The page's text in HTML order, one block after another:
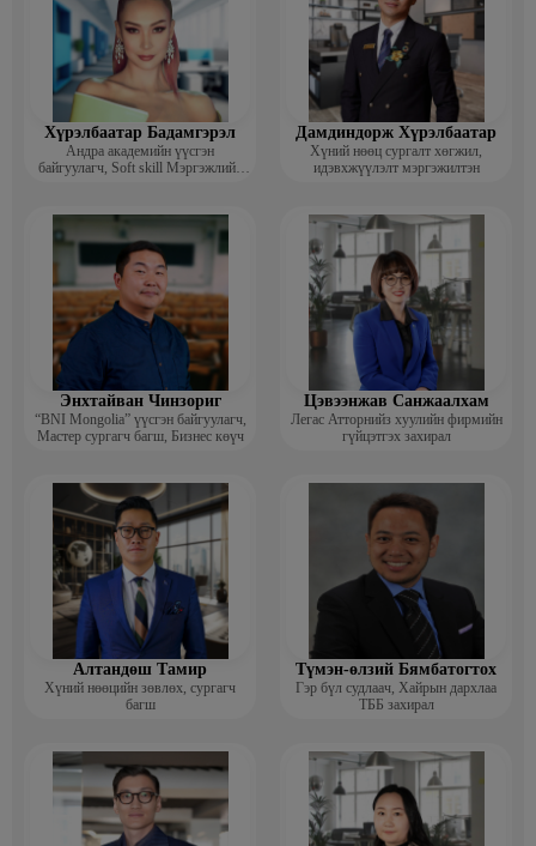
Хүрэлбаатар Бадамгэрэл
Андра академийн үүсгэн
байгуулагч, Soft skill Мэргэжлийн
Дамдиндорж Хүрэлбаатар
Хүний нөөц сургалт хөгжил,
идэвхжүүлэлт мэргэжилтэн
Энхтайван Чинзориг
“BNI Mongolia” үүсгэн байгуулагч,
Мастер сургагч багш, Бизнес көүч
Цэвээнжав Санжаалхам
Легас Атторнийз хуулийн фирмийн
гүйцэтгэх захирал
Алтандөш Тамир
Хүний нөөцийн зөвлөх, сургагч
багш
Түмэн-өлзий Бямбатогтох
Гэр бүл судлаач, Хайрын дархлаа
ТББ захирал